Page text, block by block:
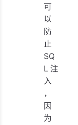
可
以
防
止
SQ
L注
入
，
因
为